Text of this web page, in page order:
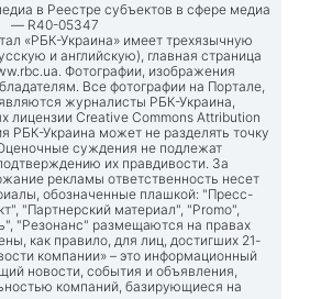
в Реестре субъектов в сфере медиа
— R40-05347
«РБК-Украина» имеет трехязычную
и английскую), главная страница
. Фотографии, изображения
Все фотографии на Портале,
журналисты РБК-Украина,
лицензии Creative Commons Attribution
РБК-Украина может не разделять точку
суждения не подлежат
их правдивости. За
рекламы ответственность несет
обозначенные плашкой: "Пресс-
"Партнерский материал", "Promo",
"Резонанс" размещаются на правах
как правило, для лиц, достигших 21-
компании» – это информационный
новости, события и объявления,
компаний, базирующиеся на